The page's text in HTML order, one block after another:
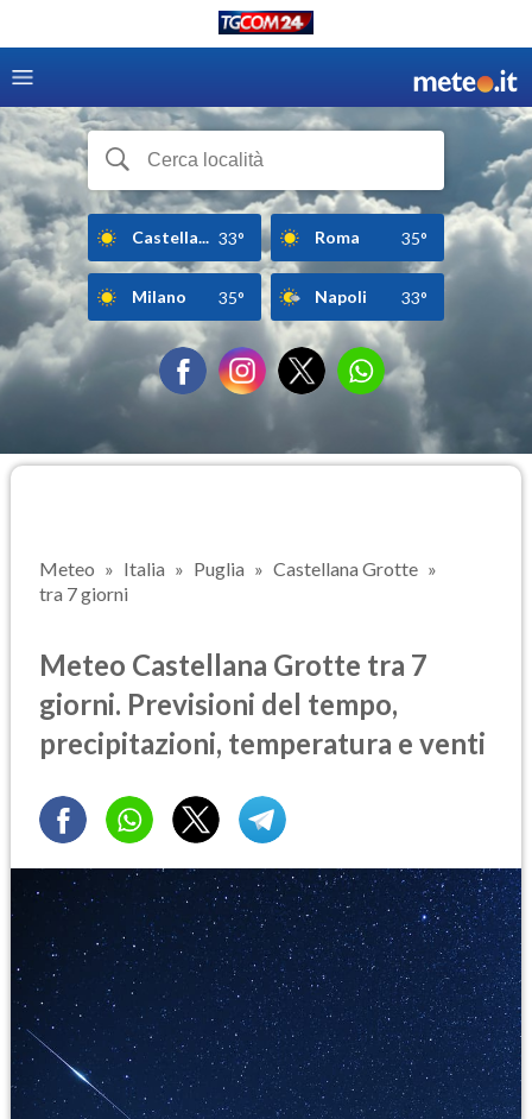
Castella... 33° Roma 35°
Milano 35° Napoli 33°
Meteo Italia Puglia
Castellana Grotte
tra 7 giorni
Meteo Castellana Grotte tra 7
giorni. Previsioni del tempo,
precipitazioni, temperatura e venti